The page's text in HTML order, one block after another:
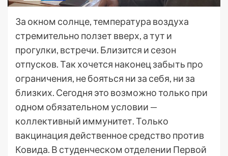
За окном солнце, температура воздуха
стремительно ползет вверх, а тут и
прогулки, встречи. Близится и сезон
отпусков. Так хочется наконец забыть про
ограничения, не бояться ни за себя, ни за
близких. Сегодня это возможно только при
одном обязательном условии —
коллективный иммунитет. Только
вакцинация действенное средство против
Ковида. В студенческом отделении Первой